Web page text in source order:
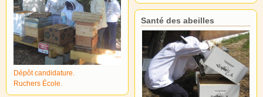
Dépôt candidature.
Ruchers École.
Santé des abeilles